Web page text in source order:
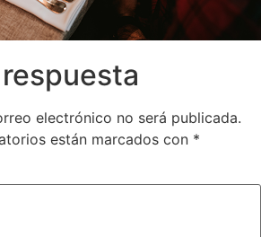
electrónico no será publicada.
están marcados con *